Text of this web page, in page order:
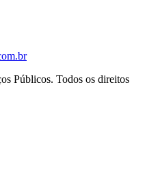
Públicos. Todos os direitos